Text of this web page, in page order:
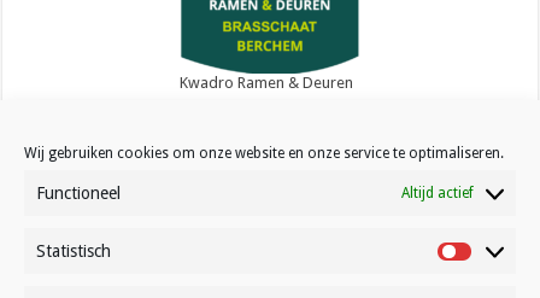
Wij gebruiken cookies om onze website en onze service te optimaliseren.
Functioneel Altijd actief
Statistisch Statistisch
Kwadro Ramen & Deuren
Contact